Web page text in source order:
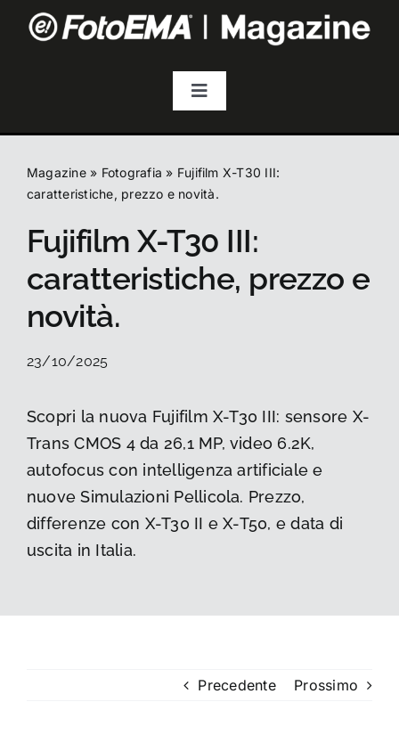
Toggle
Fotografia
Video & Streaming
Audio
Droni
Accessori
La foto del mese
Guide
Cerca
per:
Magazine» Fotografia » Fujifilm X-T30 III:
caratteristiche, prezzo e novità.
Fujifilm X-T30 III:
caratteristiche, prezzo e
novità.
23/10/2025
Scopri la nuova Fujifilm X-T30 III: sensore X-
Trans CMOS 4 da 26,1 MP, video 6.2K,
autofocus con intelligenza artificiale e
nuove Simulazioni Pellicola. Prezzo,
differenze con X-T30 II e X-T50, e data di
uscita in Italia.
Precedente Prossimo